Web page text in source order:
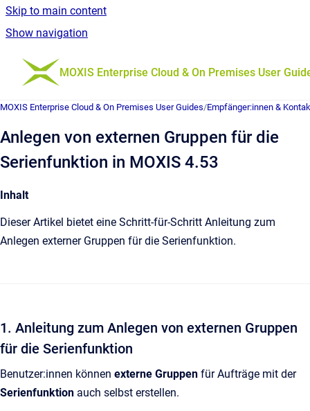
Skip to main content
Show navigation
Go to homepage
MOXIS Enterprise Cloud & On Premises User
MOXIS Enterprise Cloud & On Premises User Guides/Empfänger:innen &
Anlegen von externen Gruppen für die
Serienfunktion in MOXIS 4.53
Inhalt
Dieser Artikel bietet eine Schritt-für-Schritt Anleitung zum
Anlegen externer Gruppen für die Serienfunktion.
1. Anleitung zum Anlegen von externen Gruppen
für die Serienfunktion
Benutzer:innen können externe Gruppen für Aufträge mit der
Serienfunktion auch selbst erstellen.